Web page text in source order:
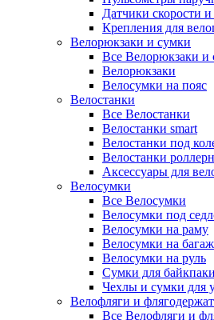
Датчики скорости и
Крепления для
Велорюкзаки и сумки
Все Велорюкзаки и
Велорюкзаки
Велосумки на пояс
Велостанки
Все Велостанки
Велостанки smart
Велостанки под
Велостанки
Аксессуары для
Велосумки
Все Велосумки
Велосумки под
Велосумки на раму
Велосумки на
Велосумки на руль
Сумки для
Чехлы и сумки для
Велофляги и
Все Велофляги и